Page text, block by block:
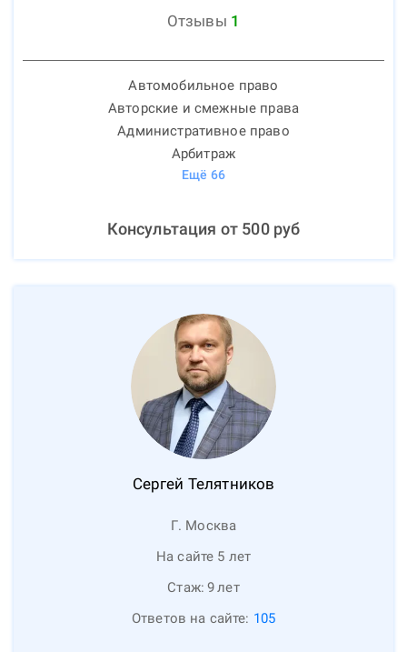
Отзывы 1
Автомобильное право
Авторские и смежные права
Административное право
Арбитраж
Ещё 66
Консультация от 500руб
Сергей Телятников
Г. Москва
На сайте 5 лет
Стаж: 9лет
Ответов на сайте: 105